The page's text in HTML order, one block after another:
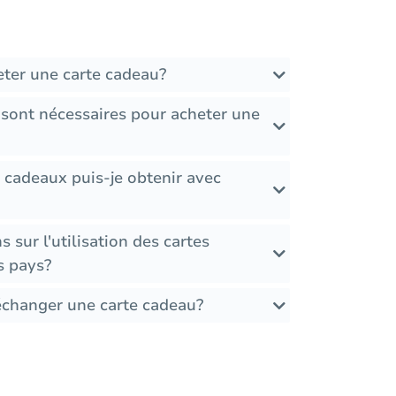
une carte cadeau?
nécessaires pour acheter une
puis-je obtenir avec
sur l'utilisation des cartes
pays?
une carte cadeau?